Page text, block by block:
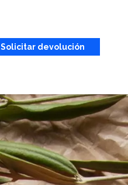
Solicitar devolución